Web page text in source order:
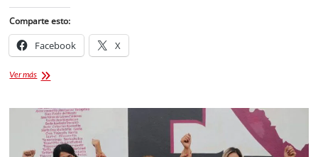
Comparte esto:
Facebook X
Ver másLa
Bella
2025
en
la